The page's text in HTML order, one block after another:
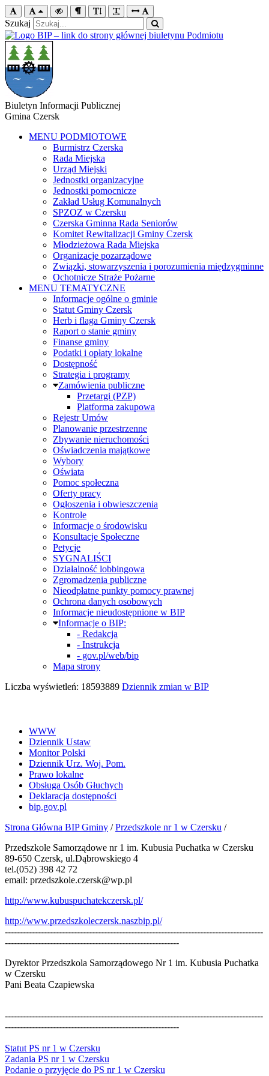
Szukaj
Biuletyn Informacji Publicznej
Gmina Czersk
MENU PODMIOTOWE
Burmistrz Czerska
Rada Miejska
Urząd Miejski
Jednostki organizacyjne
Jednostki pomocnicze
Zakład Usług Komunalnych
SPZOZ w Czersku
Czerska Gminna Rada Seniorów
Komitet Rewitalizacji Gminy Czersk
Młodzieżowa Rada Miejska
Organizacje pozarządowe
Związki, stowarzyszenia i porozumienia międzygminne
Ochotnicze Straże Pożarne
MENU TEMATYCZNE
Informacje ogólne o gminie
Statut Gminy Czersk
Herb i flaga Gminy Czersk
Raport o stanie gminy
Finanse gminy
Podatki i opłaty lokalne
Dostępność
Strategia i programy
Zamówienia publiczne
Przetargi (PZP)
Platforma zakupowa
Rejestr Umów
Planowanie przestrzenne
Zbywanie nieruchomości
Oświadczenia majątkowe
Wybory
Oświata
Pomoc społeczna
Oferty pracy
Ogłoszenia i obwieszczenia
Kontrole
Informacje o środowisku
Konsultacje Społeczne
Petycje
SYGNALIŚCI
Działalność lobbingowa
Zgromadzenia publiczne
Nieodpłatne punkty pomocy prawnej
Ochrona danych osobowych
Informacje nieudostępnione w BIP
Informacje o BIP:
- Redakcja
- Instrukcja
- gov.pl/web/bip
Mapa strony
Liczba wyświetleń: 18593889 Dziennik zmian w BIP
WWW
Dziennik Ustaw
Monitor Polski
Dziennik Urz. Woj. Pom.
Prawo lokalne
Obsługa Osób Głuchych
Deklaracja dostępności
bip.gov.pl
Strona Główna BIP Gminy /Przedszkole nr 1 w Czersku /
Przedszkole Samorządowe nr 1 im. Kubusia Puchatka w Czersku
89-650 Czersk, ul.Dąbrowskiego 4
tel.(052) 398 42 72
email: przedszkole.czersk@wp.pl
http://www.kubuspuchatekczersk.pl/
http://www.przedszkoleczersk.naszbip.pl/
--------------------------------------------------------------------------------------
----------------------------------------------------------
Dyrektor Przedszkola Samorządowego Nr 1 im. Kubusia Puchatka
w Czersku
Pani Beata Czapiewska
--------------------------------------------------------------------------------------
----------------------------------------------------------
Statut PS nr 1 w Czersku
Zadania PS nr 1 w Czersku
Podanie o przyjęcie do PS nr 1 w Czersku